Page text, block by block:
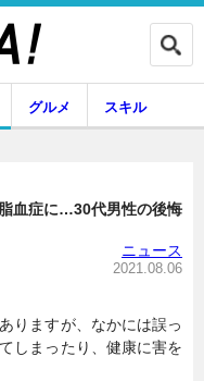
専門家インタビュー
ニュース
グルメ スキル
血症に…30代男性の後悔
ニュース
2021.08.06
りますが、なかには誤っ
しまったり、健康に害を